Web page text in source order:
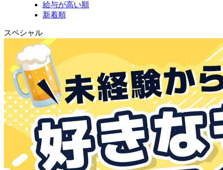
給与が高い順
新着順
スペシャル